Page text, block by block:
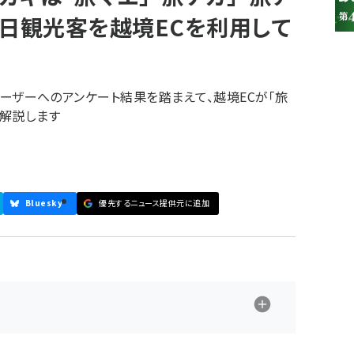
観光客を越境ECを利用して
ザーへのアンケート結果を踏まえて、越境ECが「旅
解説します
Bluesky 優先するニュース提供元に追加
参加登録はこちら↑